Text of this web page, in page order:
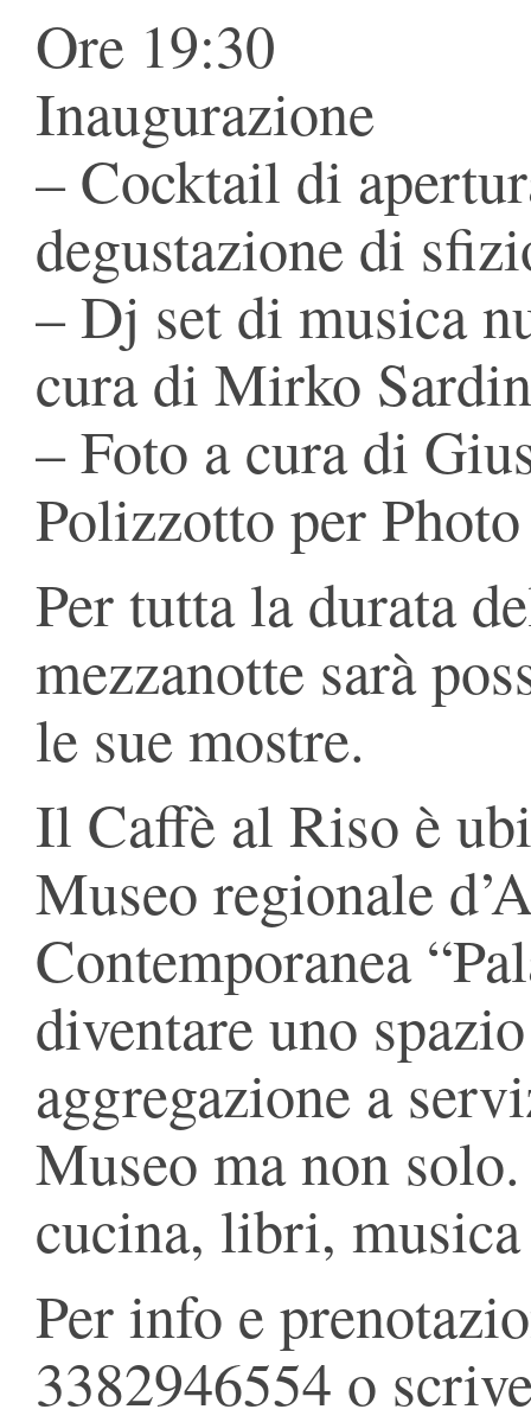
Ore 19:30
Inaugurazione
– Cocktail di
degustazione di
– Dj set di musica
cura di Mirko
– Foto a cura di
Polizzotto per
Per tutta la durata
mezzanotte sarà
le sue mostre.
Il Caffè al Riso è
Museo regionale
Contemporanea
diventare uno
aggregazione a
Museo ma non
cucina, libri,
Per info e
3382946554 o